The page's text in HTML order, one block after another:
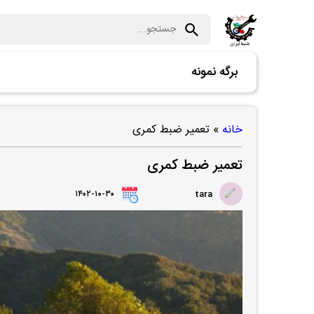
برگه نمونه
خانه » تعمیر ضبط کمری
تعمیر ضبط کمری
tara ۱۴۰۲-۱۰-۳۰